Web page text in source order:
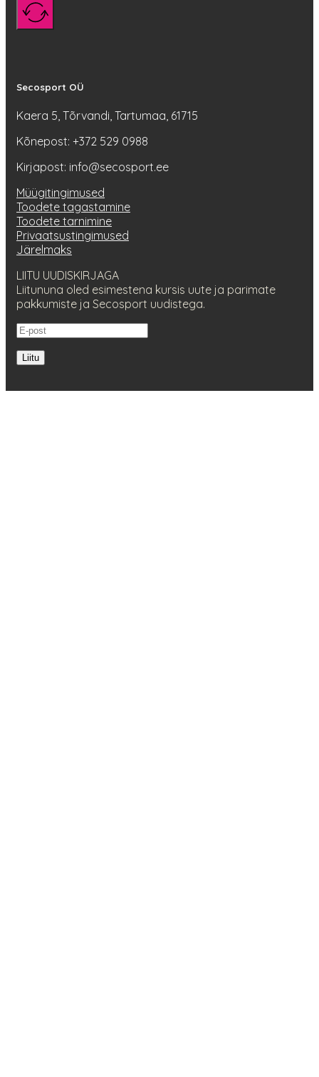
Secosport OÜ
Kaera 5, Tõrvandi, Tartumaa, 61715
Kõnepost: +372 529 0988
Kirjapost: info@secosport.ee
Müügitingimused
Toodete tagastamine
Toodete tarnimine
Privaatsustingimused
Järelmaks
LIITU UUDISKIRJAGA
Liitununa oled esimestena kursis uute ja parimate
pakkumiste ja Secosport uudistega.
Liitu